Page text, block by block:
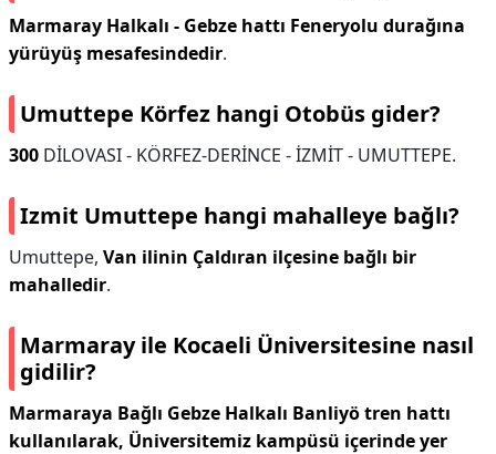
Marmaray Halkalı - Gebze hattı Feneryolu durağına
yürüyüş mesafesindedir.
Umuttepe Körfez hangi Otobüs gider?
300 DİLOVASI - KÖRFEZ-DERİNCE - İZMİT - UMUTTEPE.
Izmit Umuttepe hangi mahalleye bağlı?
Umuttepe, Van ilinin Çaldıran ilçesine bağlı bir
mahalledir.
Marmaray ile Kocaeli Üniversitesine nasıl
gidilir?
Marmaraya Bağlı Gebze Halkalı Banliyö tren hattı
kullanılarak, Üniversitemiz kampüsü içerinde yer